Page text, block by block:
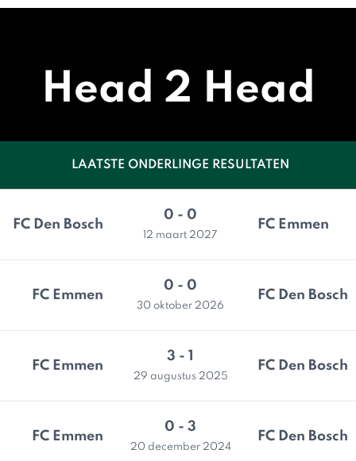
Head 2 Head
LAATSTE ONDERLINGE RESULTATEN
FC Den Bosch
0 - 0
12 maart 2027
FC Emmen
FC Emmen
0 - 0
30 oktober 2026
FC Den Bosch
FC Emmen
3 - 1
29 augustus 2025
FC Den Bosch
FC Emmen
0 - 3
20 december 2024
FC Den Bosch